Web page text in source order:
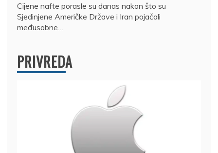
Cijene nafte porasle su danas nakon što su
Sjedinjene Američke Države i Iran pojačali
međusobne…
PRIVREDA